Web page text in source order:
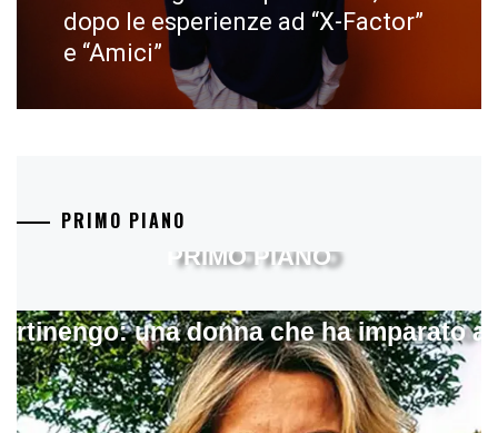
dopo le esperienze ad “X-Factor”
e “Amici”
PRIMO PIANO
una donna che ha imparato a
PRIMO PIANO